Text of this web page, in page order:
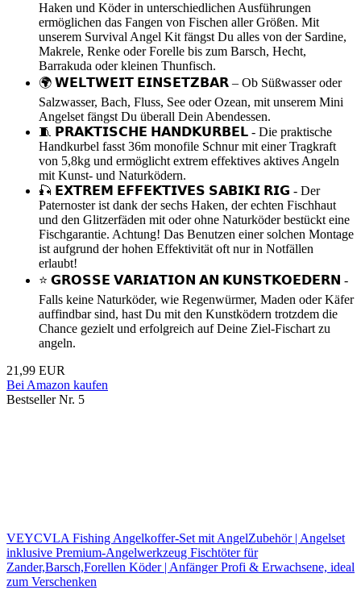
Haken und Köder in unterschiedlichen Ausführungen
ermöglichen das Fangen von Fischen aller Größen. Mit
unserem Survival Angel Kit fängst Du alles von der Sardine,
Makrele, Renke oder Forelle bis zum Barsch, Hecht,
Barrakuda oder kleinen Thunfisch.
🌍 𝗪𝗘𝗟𝗧𝗪𝗘𝗜𝗧 𝗘𝗜𝗡𝗦𝗘𝗧𝗭𝗕𝗔𝗥 – Ob Süßwasser oder
Salzwasser, Bach, Fluss, See oder Ozean, mit unserem Mini
Angelset fängst Du überall Dein Abendessen.
🧵 𝗣𝗥𝗔𝗞𝗧𝗜𝗦𝗖𝗛𝗘 𝗛𝗔𝗡𝗗𝗞𝗨𝗥𝗕𝗘𝗟 - Die praktische
Handkurbel fasst 36m monofile Schnur mit einer Tragkraft
von 5,8kg und ermöglicht extrem effektives aktives Angeln
mit Kunst- und Naturködern.
🎣 𝗘𝗫𝗧𝗥𝗘𝗠 𝗘𝗙𝗙𝗘𝗞𝗧𝗜𝗩𝗘𝗦 𝗦𝗔𝗕𝗜𝗞𝗜 𝗥𝗜𝗚 - Der
Paternoster ist dank der sechs Haken, der echten Fischhaut
und den Glitzerfäden mit oder ohne Naturköder bestückt eine
Fischgarantie. Achtung! Das Benutzen einer solchen Montage
ist aufgrund der hohen Effektivität oft nur in Notfällen
erlaubt!
⭐ 𝗚𝗥𝗢𝗦𝗦𝗘 𝗩𝗔𝗥𝗜𝗔𝗧𝗜𝗢𝗡 𝗔𝗡 𝗞𝗨𝗡𝗦𝗧𝗞𝗢𝗘𝗗𝗘𝗥𝗡 -
Falls keine Naturköder, wie Regenwürmer, Maden oder Käfer
auffindbar sind, hast Du mit den Kunstködern trotzdem die
Chance gezielt und erfolgreich auf Deine Ziel-Fischart zu
angeln.
21,99 EUR
Bei Amazon kaufen
Bestseller Nr. 5
VEYCVLA Fishing Angelkoffer-Set mit AngelZubehör | Angelset
inklusive Premium-Angelwerkzeug Fischtöter für
Zander,Barsch,Forellen Köder | Anfänger Profi & Erwachsene, ideal
zum Verschenken